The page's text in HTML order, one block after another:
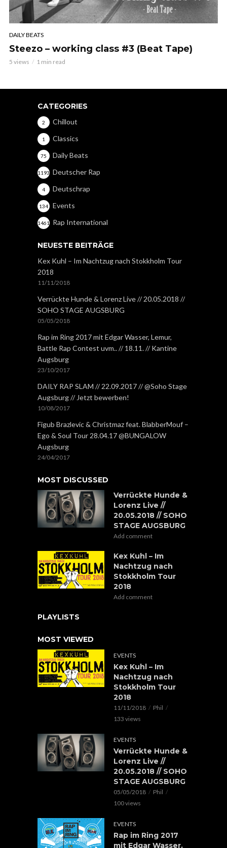
DAILY BEATS
Steezo – working class #3 (Beat Tape)
5 views 1 min read
CATEGORIES
Chillout
2
Classics
1
Daily Beats
75
Deutscher Rap
1193
Deutschrap
4
Events
134
Rap International
1461
NEUESTE BEITRÄGE
Kex Kuhl – Im Nachtzug nach Stokkholm Tour
2018
11/11/2018
Verrückte Hunde & Lorenz Live // 20.05.2018 //
SOHO STAGE AUGSBURG
05/05/2018
Rap im Ring 2017 mit Edgar Wasser, Lemur,
Battle Rap Contest uvm.. // 18.11. // Kantine
Augsburg
23/10/2017
DAILY RAP SLAM // 22.09.2017 // @Soho Stage
Augsburg // Jetzt bewerben!
10/08/2017
Figub Brazlevic & Christmaz feat. BlabberMouf –
Ego & Soul Tour 28.04.17 @BUNGALOW
Augsburg
24/04/2017
MOST DISCUSSED
Verrückte Hunde &
Lorenz Live //
20.05.2018 // SOHO
STAGE AUGSBURG
Add comment
Kex Kuhl – Im
Nachtzug nach
Stokkholm Tour
2018
Add comment
PLAYLISTS
MOST VIEWED
EVENTS
Kex Kuhl – Im
Nachtzug nach
Stokkholm Tour
2018
11/11/2018
Phil
133 views
EVENTS
Verrückte Hunde &
Lorenz Live //
20.05.2018 // SOHO
STAGE AUGSBURG
05/05/2018
Phil
100 views
EVENTS
Rap im Ring 2017
mit Edgar Wasser,